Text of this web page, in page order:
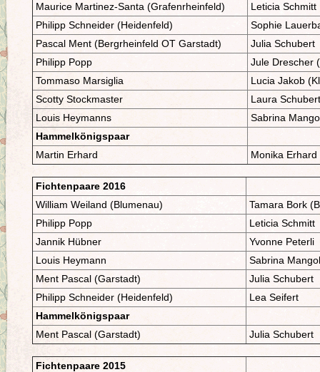
Maurice Martinez-Santa (Grafenrheinfeld)
Leticia Schmitt
Philipp Schneider (Heidenfeld)
Sophie
Pascal Ment (Bergrheinfeld OT Garstadt)
Julia Schubert
Philipp Popp
Jule Drescher
Tommaso Marsiglia
Lucia Jakob
Scotty Stockmaster
Laura Schubert
Louis Heymanns
Sabrina
Hammelkönigspaar
Martin Erhard
Monika Erhard
Fichtenpaare 2016
William Weiland (Blumenau)
Tamara Bork
Philipp Popp
Leticia Schmitt
Jannik Hübner
Yvonne Peterli
Louis Heymann
Sabrina
Ment Pascal (Garstadt)
Julia Schubert
Philipp Schneider (Heidenfeld)
Lea Seifert
Hammelkönigspaar
Ment Pascal (Garstadt)
Julia Schubert
Fichtenpaare 2015